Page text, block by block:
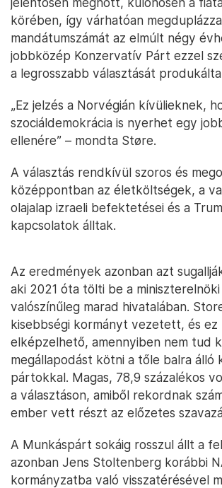
körében, így várhatóan megduplázza
mandátumszámát az elmúlt négy
jobbközép Konzervatív Párt ezzel
a legrosszabb választását
„Ez jelzés a Norvégián kívülieknek,
szociáldemokrácia is nyerhet egy
ellenére” – mondta Støre.
A választás rendkívül szoros és
középpontban az életköltségek, a
olajalap izraeli befektetései és a
kapcsolatok álltak.
Az eredmények azonban azt
aki 2021 óta tölti be a
valószínűleg marad hivatalában.
kisebbségi kormányt vezetett, és ez
elképzelhető, amennyiben nem tud
megállapodást kötni a tőle balra álló
pártokkal. Magas, 78,9 százalékos
a választáson, amiből rekordnak
ember vett részt az előzetes
A Munkáspárt sokáig rosszul állt a
azonban Jens Stoltenberg korábbi
kormányzatba való visszatérésével